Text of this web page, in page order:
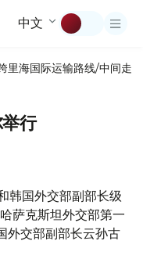
中文
里海国际运输路线/中间走廊
行
韩国外交部副部长级
萨克斯坦外交部第一
外交部副部长云孙古